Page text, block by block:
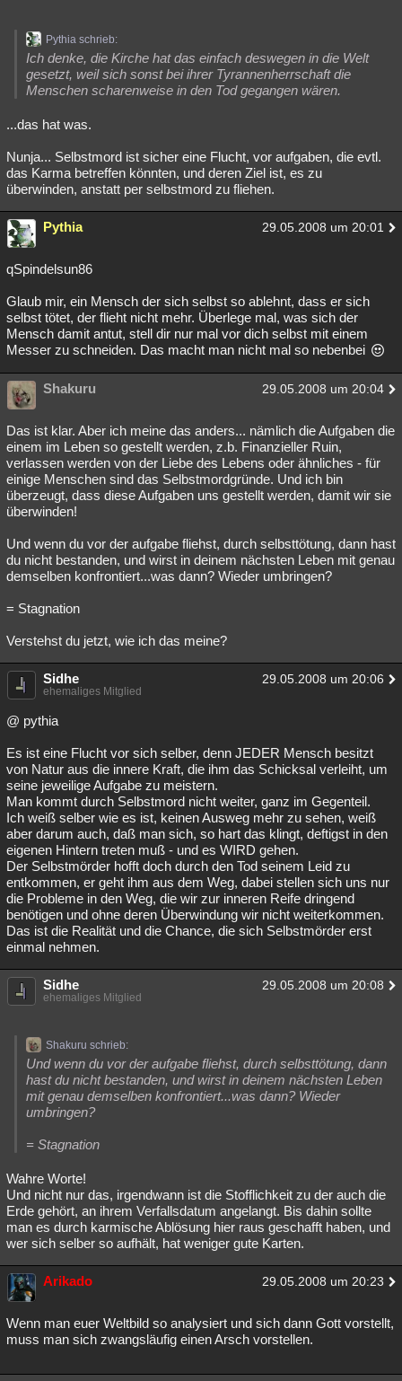
Pythia schrieb:
Ich denke, die Kirche hat das einfach deswegen in die Welt
gesetzt, weil sich sonst bei ihrer Tyrannenherrschaft die
Menschen scharenweise in den Tod gegangen wären.
...das hat was.
Nunja... Selbstmord ist sicher eine Flucht, vor aufgaben, die evtl.
das Karma betreffen könnten, und deren Ziel ist, es zu
überwinden, anstatt per selbstmord zu fliehen.
Pythia 29.05.2008 um 20:01
qSpindelsun86
Glaub mir, ein Mensch der sich selbst so ablehnt, dass er sich
selbst tötet, der flieht nicht mehr. Überlege mal, was sich der
Mensch damit antut, stell dir nur mal vor dich selbst mit einem
Messer zu schneiden. Das macht man nicht mal so nebenbei
Shakuru 29.05.2008 um 20:04
Das ist klar. Aber ich meine das anders... nämlich die Aufgaben die
einem im Leben so gestellt werden, z.b. Finanzieller Ruin,
verlassen werden von der Liebe des Lebens oder ähnliches - für
einige Menschen sind das Selbstmordgründe. Und ich bin
überzeugt, dass diese Aufgaben uns gestellt werden, damit wir sie
überwinden!
Und wenn du vor der aufgabe fliehst, durch selbsttötung, dann hast
du nicht bestanden, und wirst in deinem nächsten Leben mit genau
demselben konfrontiert...was dann? Wieder umbringen?
= Stagnation
Verstehst du jetzt, wie ich das meine?
Sidhe 29.05.2008 um 20:06
ehemaliges Mitglied
@ pythia
Es ist eine Flucht vor sich selber, denn JEDER Mensch besitzt
von Natur aus die innere Kraft, die ihm das Schicksal verleiht, um
seine jeweilige Aufgabe zu meistern.
Man kommt durch Selbstmord nicht weiter, ganz im Gegenteil.
Ich weiß selber wie es ist, keinen Ausweg mehr zu sehen, weiß
aber darum auch, daß man sich, so hart das klingt, deftigst in den
eigenen Hintern treten muß - und es WIRD gehen.
Der Selbstmörder hofft doch durch den Tod seinem Leid zu
entkommen, er geht ihm aus dem Weg, dabei stellen sich uns nur
die Probleme in den Weg, die wir zur inneren Reife dringend
benötigen und ohne deren Überwindung wir nicht weiterkommen.
Das ist die Realität und die Chance, die sich Selbstmörder erst
einmal nehmen.
Sidhe 29.05.2008 um 20:08
ehemaliges Mitglied
Shakuru schrieb:
Und wenn du vor der aufgabe fliehst, durch selbsttötung, dann
hast du nicht bestanden, und wirst in deinem nächsten Leben
mit genau demselben konfrontiert...was dann? Wieder
umbringen?
= Stagnation
Wahre Worte!
Und nicht nur das, irgendwann ist die Stofflichkeit zu der auch die
Erde gehört, an ihrem Verfallsdatum angelangt. Bis dahin sollte
man es durch karmische Ablösung hier raus geschafft haben, und
wer sich selber so aufhält, hat weniger gute Karten.
Arikado 29.05.2008 um 20:23
Wenn man euer Weltbild so analysiert und sich dann Gott vorstellt,
muss man sich zwangsläufig einen Arsch vorstellen.